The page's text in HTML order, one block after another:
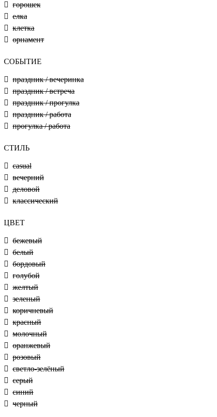
горошек
елка
клетка
орнамент
СОБЫТИЕ
праздник / вечеринка
праздник / встреча
праздник / прогулка
праздник / работа
прогулка / работа
СТИЛЬ
casual
вечерний
деловой
классический
ЦВЕТ
бежевый
белый
бордовый
голубой
желтый
зеленый
коричневый
красный
молочный
оранжевый
розовый
светло-зелёный
серый
синий
черный